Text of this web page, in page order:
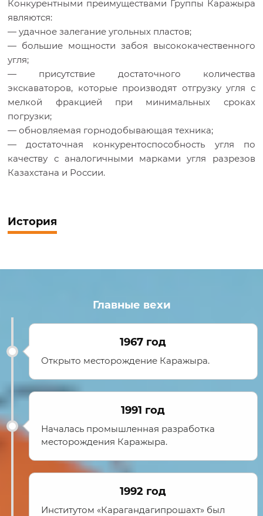
Конкурентными преимуществами Группы Каражыра
являются:
— удачное залегание угольных пластов;
— большие мощности забоя высококачественного
угля;
— присутствие достаточного количества
экскаваторов, которые производят отгрузку угля с
мелкой фракцией при минимальных сроках
погрузки;
— обновляемая горнодобывающая техника;
— достаточная конкурентоспособность угля по
качеству с аналогичными марками угля разрезов
Казахстана и России.
История
Главные вехи
1967 год
Открыто месторождение Каражыра.
1991 год
Началась промышленная разработка
месторождения Каражыра.
1992 год
Институтом «Карагандагипрошахт» был